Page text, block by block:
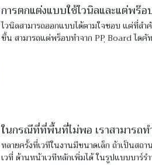
การตกแต่งแบบใช้ไวนิลและแต่พร๊
ไวนิลสามารถออกแบบได้ตามใจชอบ แต่ที่สำ
ขึ้น สามารถแต่พร็อบทำจาก PPฺ Board ไดคั
ในกรณีที่ที่พื้นที่ไม่พอ เราสามารถท
หลายครั้งที่เวทีในงานมีขนาดเล็ก ถ้าเป็นสถ
เวที่ ด้านหน้าเวทีหลักเพิ่มได้ ในรูปแบบบาร์